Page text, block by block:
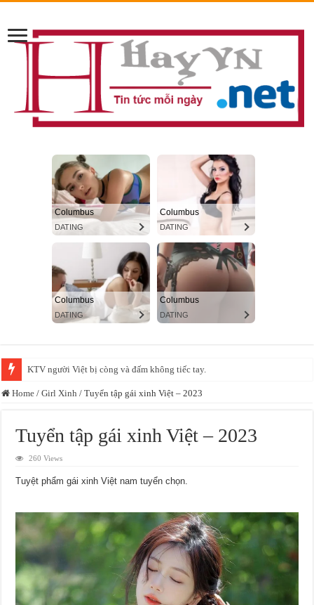
Xác minh video bảo mẫu đánh, bắn dây thun vào chân trẻ tại một cơ sở
Home / Girl Xinh / Tuyển tập gái xinh Việt – 2023
Tuyển tập gái xinh Việt – 2023
260 Views
Tuyệt phẩm gái xinh Việt nam tuyển chọn.